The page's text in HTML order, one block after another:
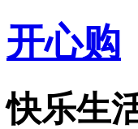
开心购
快乐生